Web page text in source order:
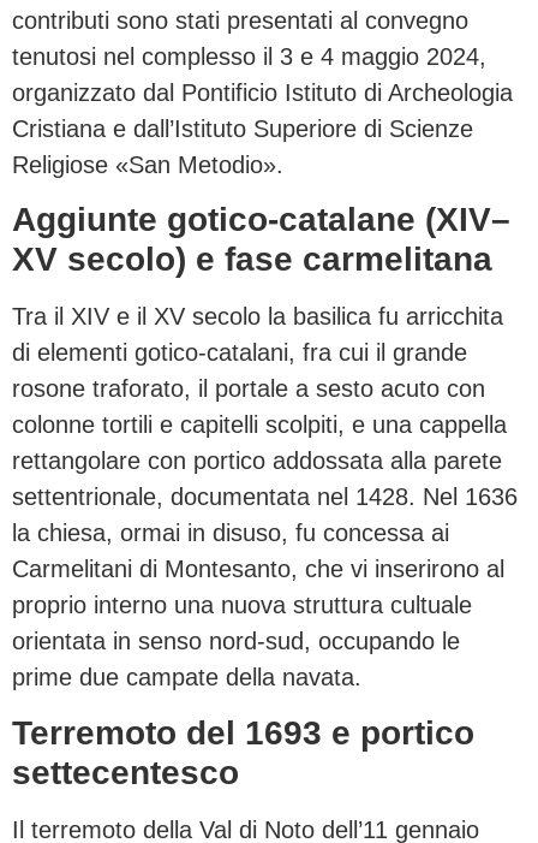
contributi sono stati presentati al convegno
tenutosi nel complesso il 3 e 4 maggio 2024,
organizzato dal Pontificio Istituto di Archeologia
Cristiana e dall’Istituto Superiore di Scienze
Religiose «San Metodio».
Aggiunte gotico-catalane (XIV–
XV secolo) e fase carmelitana
Tra il XIV e il XV secolo la basilica fu arricchita
di elementi gotico-catalani, fra cui il grande
rosone traforato, il portale a sesto acuto con
colonne tortili e capitelli scolpiti, e una cappella
rettangolare con portico addossata alla parete
settentrionale, documentata nel 1428. Nel 1636
la chiesa, ormai in disuso, fu concessa ai
Carmelitani di Montesanto, che vi inserirono al
proprio interno una nuova struttura cultuale
orientata in senso nord-sud, occupando le
prime due campate della navata.
Terremoto del 1693 e portico
settecentesco
Il terremoto della Val di Noto dell’11 gennaio